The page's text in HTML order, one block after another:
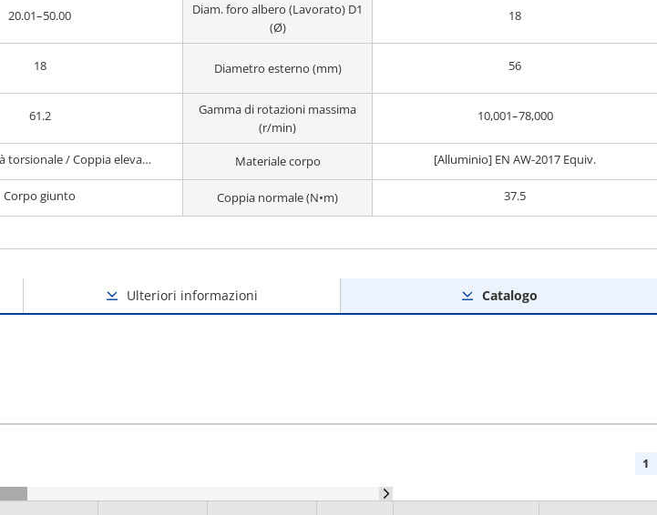
20.01–50.00
Diam. foro albero (Lavorato) D1
(Ø)
18
18 Diametro esterno (mm) 56
61.2
Gamma di rotazioni massima
(r/min)
10,001–78,000
Elevata rigidità torsionale / Coppia elevata / Gioco 0 Materiale corpo [Alluminio] EN AW-2017 Equiv.
Corpo giunto Coppia normale (N•m) 37.5
Ulteriori informazioni Catalogo
1